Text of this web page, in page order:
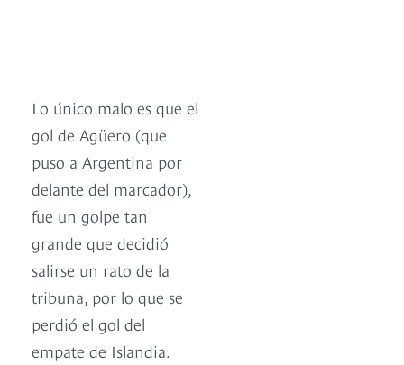
Lo único malo es que el
gol de Agüero (que
puso a Argentina por
delante del marcador),
fue un golpe tan
grande que decidió
salirse un rato de la
tribuna, por lo que se
perdió el gol del
empate de Islandia.